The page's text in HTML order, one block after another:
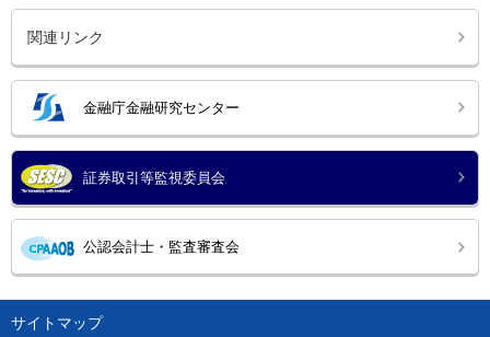
関連リンク
金融庁金融研究センター
証券取引等監視委員会
公認会計士・監査審査会
サイトマップ